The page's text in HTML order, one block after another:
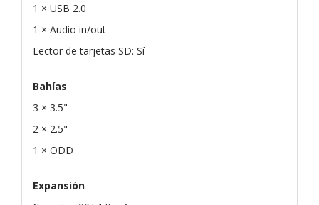
1 × USB 2.0
1 × Audio in/out
Lector de tarjetas SD: Sí
Bahías
3 × 3.5"
2 × 2.5"
1 × ODD
Expansión